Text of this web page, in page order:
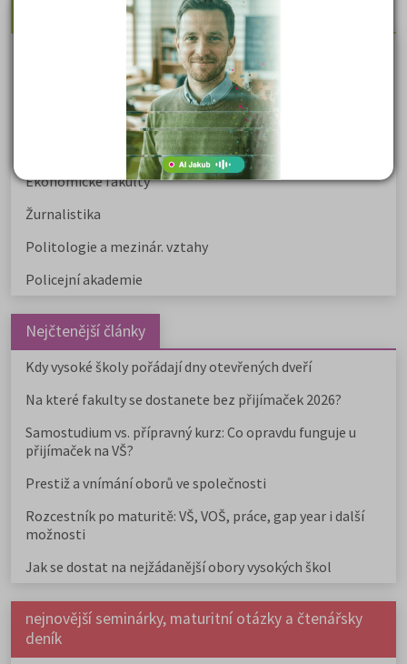
Nejžádanější kurzy
Lékařské fakulty, farmacie
Společenské a human. vědy
Ekonomické fakulty
Žurnalistika
Politologie a mezinár. vztahy
Policejní akademie
Nejčtenější články
Kdy vysoké školy pořádají dny otevřených dveří
Na které fakulty se dostanete bez přijímaček 2026?
Samostudium vs. přípravný kurz: Co opravdu funguje u
přijímaček na VŠ?
Prestiž a vnímání oborů ve společnosti
Rozcestník po maturitě: VŠ, VOŠ, práce, gap year i další
možnosti
Jak se dostat na nejžádanější obory vysokých škol
nejnovější seminárky, maturitní otázky a čtenářsky
deník